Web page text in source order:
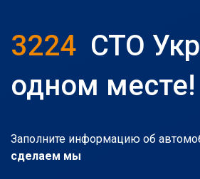
3224 СТО
одном месте!
Заполните информацию об
сделаем мы